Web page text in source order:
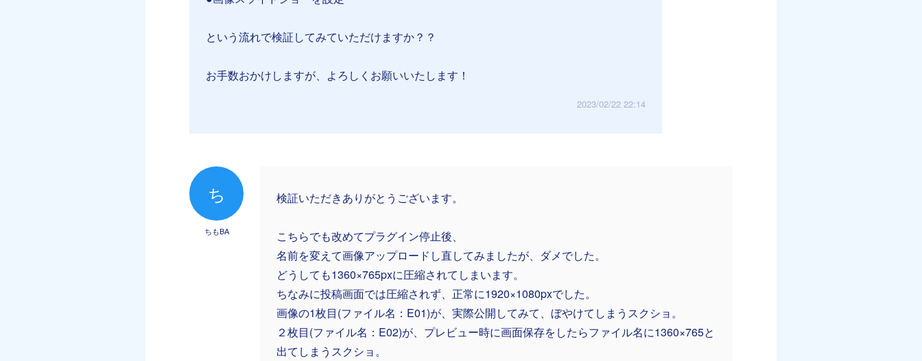
という流れで検証してみていただけますか？？
お手数おかけしますが、よろしくお願いいたします！
2023/02/22 22:14
ち
ちもBA
検証いただきありがとうございます。
こちらでも改めてプラグイン停止後、
名前を変えて画像アップロードし直してみましたが、ダメでした。
どうしても1360×765pxに圧縮されてしまいます。
ちなみに投稿画面では圧縮されず、正常に1920×1080pxでした。
画像の1枚目(ファイル名：E01)が、実際公開してみて、ぼやけてしまうスクショ。
２枚目(ファイル名：E02)が、プレビュー時に画面保存をしたらファイル名に1360×765と
出てしまうスクショ。